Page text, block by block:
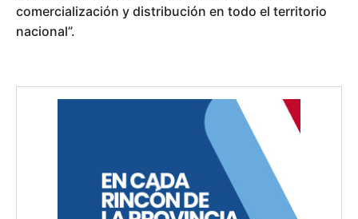
comercialización y distribución en todo el territorio
nacional”.